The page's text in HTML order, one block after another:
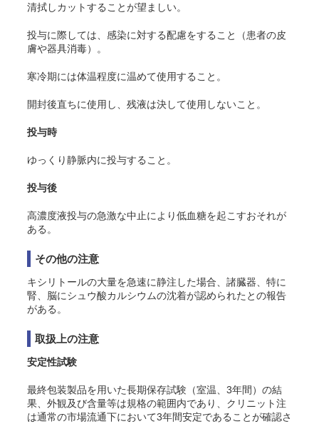
清拭しカットすることが望ましい。
投与に際しては、感染に対する配慮をすること（患者の皮
膚や器具消毒）。
寒冷期には体温程度に温めて使用すること。
開封後直ちに使用し、残液は決して使用しないこと。
投与時
ゆっくり静脈内に投与すること。
投与後
高濃度液投与の急激な中止により低血糖を起こすおそれが
ある。
その他の注意
キシリトールの大量を急速に静注した場合、諸臓器、特に
腎、脳にシュウ酸カルシウムの沈着が認められたとの報告
がある。
取扱上の注意
安定性試験
最終包装製品を用いた長期保存試験（室温、3年間）の結
果、外観及び含量等は規格の範囲内であり、クリニット注
は通常の市場流通下において3年間安定であることが確認さ